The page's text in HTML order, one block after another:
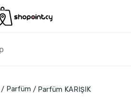
Parfüm Parfüm KARIŞIK